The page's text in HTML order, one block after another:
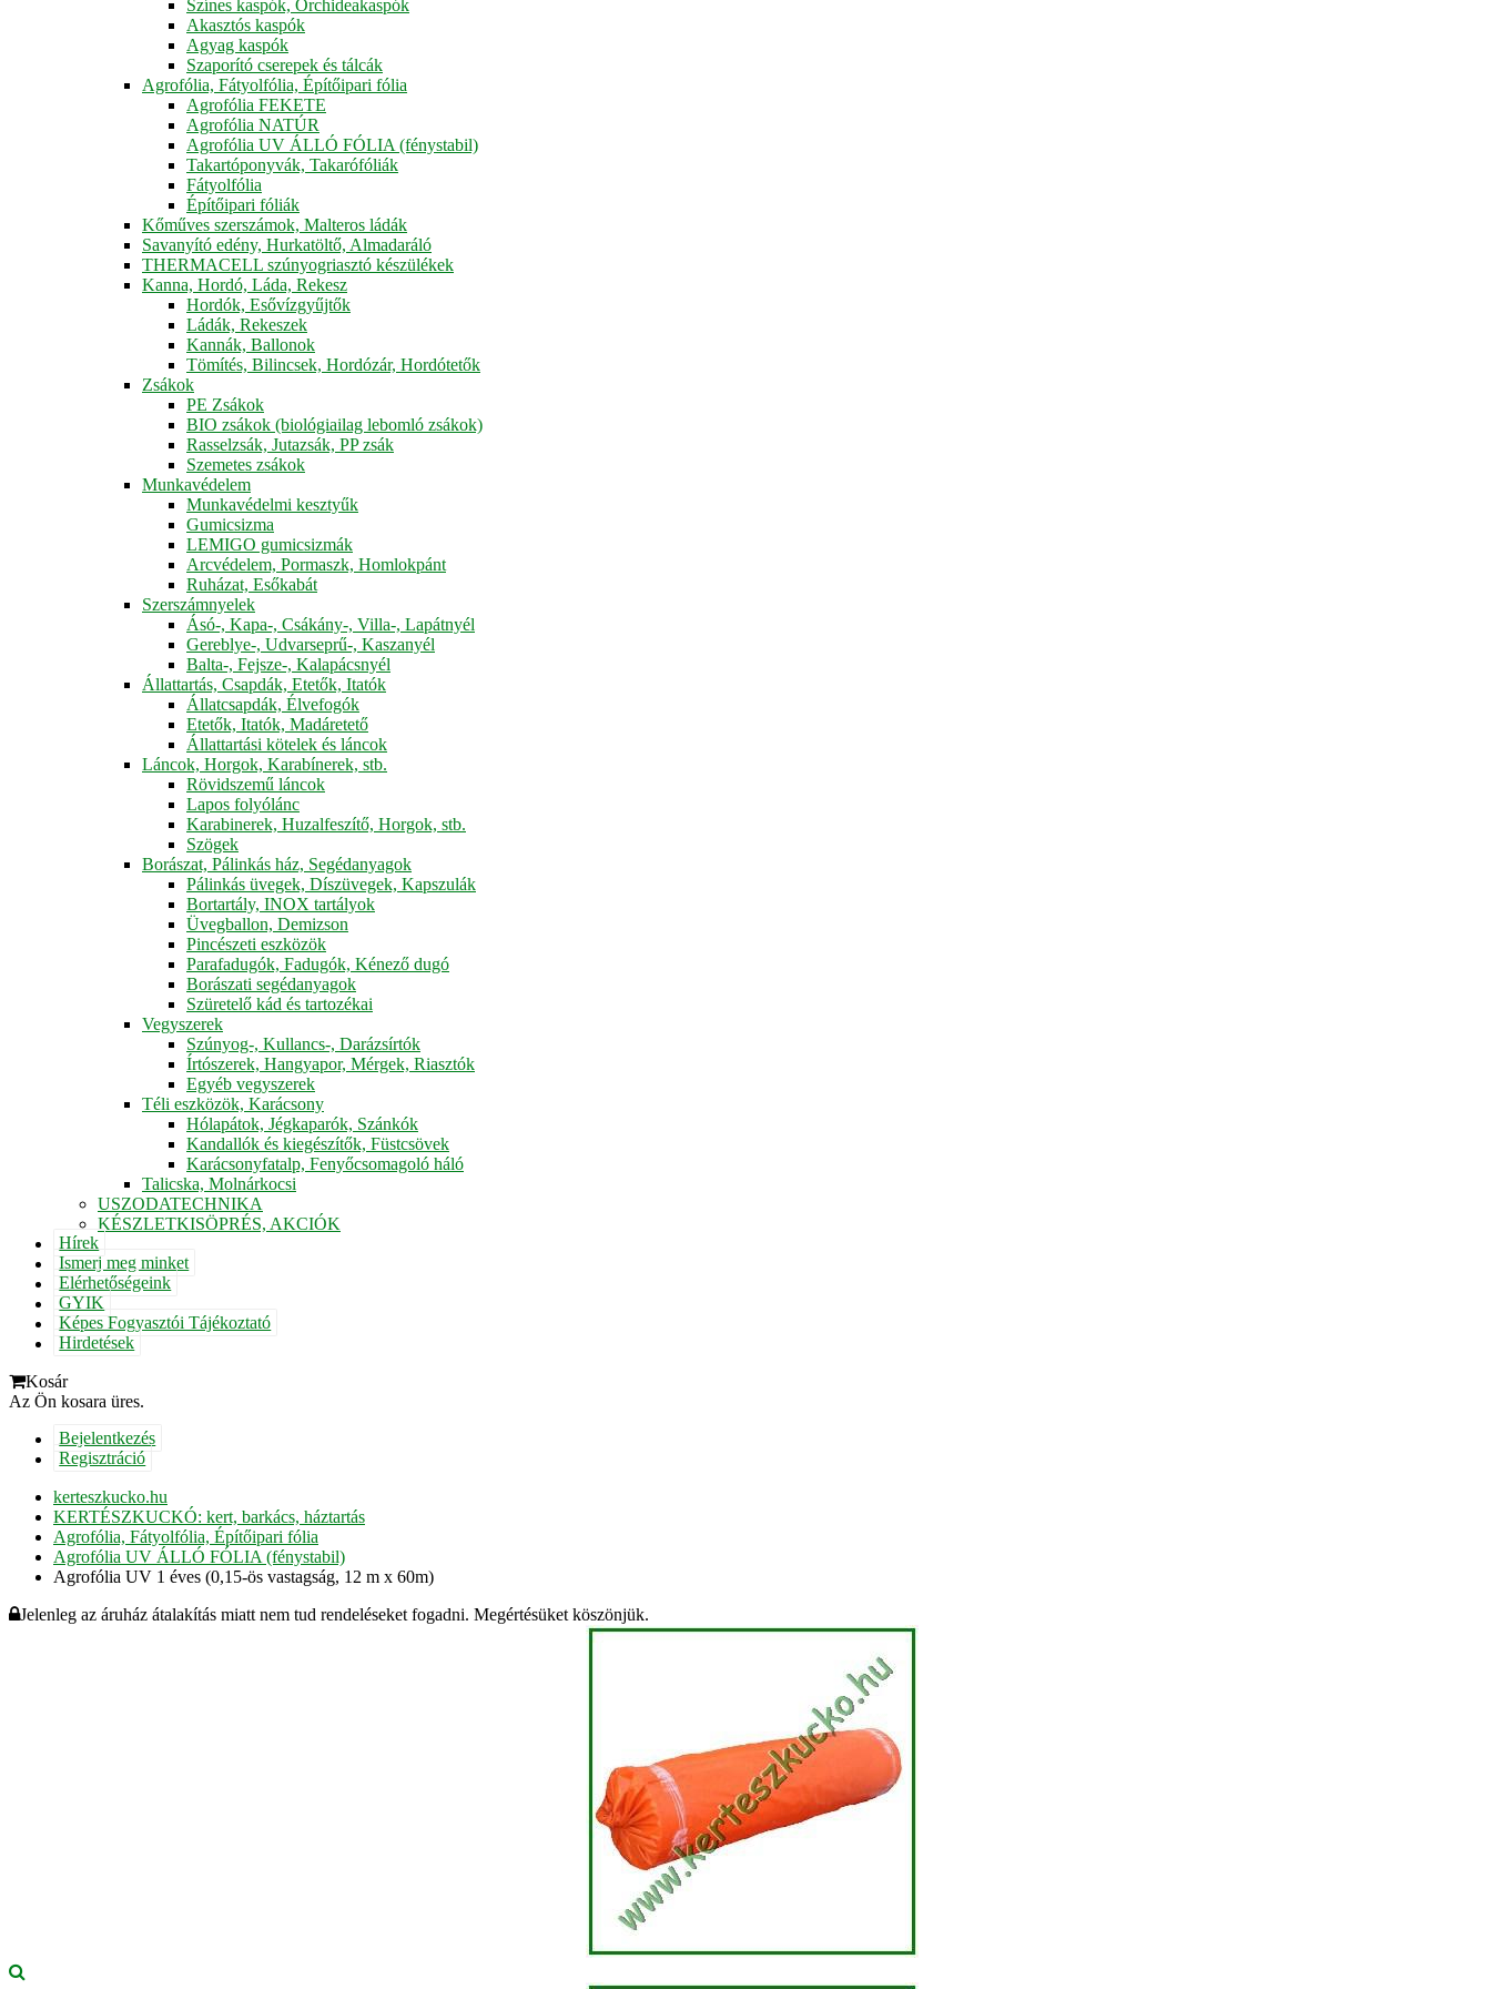
Színes kaspók, Orchideakaspók
Akasztós kaspók
Agyag kaspók
Szaporító cserepek és tálcák
Agrofólia, Fátyolfólia, Építőipari fólia
Agrofólia FEKETE
Agrofólia NATÚR
Agrofólia UV ÁLLÓ FÓLIA (fénystabil)
Takartóponyvák, Takarófóliák
Fátyolfólia
Építőipari fóliák
Kőműves szerszámok, Malteros ládák
Savanyító edény, Hurkatöltő, Almadaráló
THERMACELL szúnyogriasztó készülékek
Kanna, Hordó, Láda, Rekesz
Hordók, Esővízgyűjtők
Ládák, Rekeszek
Kannák, Ballonok
Tömítés, Bilincsek, Hordózár, Hordótetők
Zsákok
PE Zsákok
BIO zsákok (biológiailag lebomló zsákok)
Rasselzsák, Jutazsák, PP zsák
Szemetes zsákok
Munkavédelem
Munkavédelmi kesztyűk
Gumicsizma
LEMIGO gumicsizmák
Arcvédelem, Pormaszk, Homlokpánt
Ruházat, Esőkabát
Szerszámnyelek
Ásó-, Kapa-, Csákány-, Villa-, Lapátnyél
Gereblye-, Udvarseprű-, Kaszanyél
Balta-, Fejsze-, Kalapácsnyél
Állattartás, Csapdák, Etetők, Itatók
Állatcsapdák, Élvefogók
Etetők, Itatók, Madáretető
Állattartási kötelek és láncok
Láncok, Horgok, Karabínerek, stb.
Rövidszemű láncok
Lapos folyólánc
Karabinerek, Huzalfeszítő, Horgok, stb.
Szögek
Borászat, Pálinkás ház, Segédanyagok
Pálinkás üvegek, Díszüvegek, Kapszulák
Bortartály, INOX tartályok
Üvegballon, Demizson
Pincészeti eszközök
Parafadugók, Fadugók, Kénező dugó
Borászati segédanyagok
Szüretelő kád és tartozékai
Vegyszerek
Szúnyog-, Kullancs-, Darázsírtók
Írtószerek, Hangyapor, Mérgek, Riasztók
Egyéb vegyszerek
Téli eszközök, Karácsony
Hólapátok, Jégkaparók, Szánkók
Kandallók és kiegészítők, Füstcsövek
Karácsonyfatalp, Fenyőcsomagoló háló
Talicska, Molnárkocsi
USZODATECHNIKA
KÉSZLETKISÖPRÉS, AKCIÓK
Hírek
Ismerj meg minket
Elérhetőségeink
GYIK
Képes Fogyasztói Tájékoztató
Hirdetések
Kosár
Az Ön kosara üres.
Bejelentkezés
Regisztráció
kerteszkucko.hu
KERTÉSZKUCKÓ: kert, barkács, háztartás
Agrofólia, Fátyolfólia, Építőipari fólia
Agrofólia UV ÁLLÓ FÓLIA (fénystabil)
Agrofólia UV 1 éves (0,15-ös vastagság, 12 m x 60m)
Jelenleg az áruház átalakítás miatt nem tud rendeléseket fogadni. Megértésüket köszönjük.